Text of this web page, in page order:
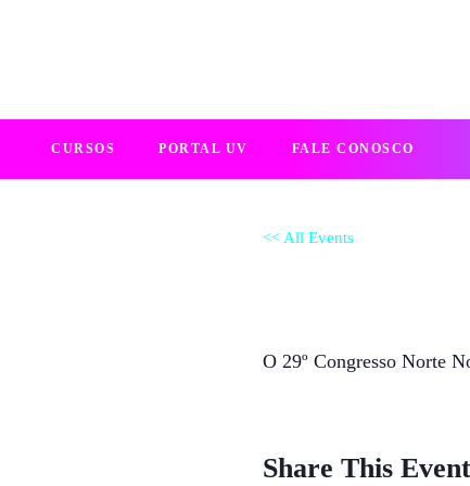
CURSOS PORTAL UV FALE CONOSCO
<< All Events
O 29º Congresso Norte
Share This Event